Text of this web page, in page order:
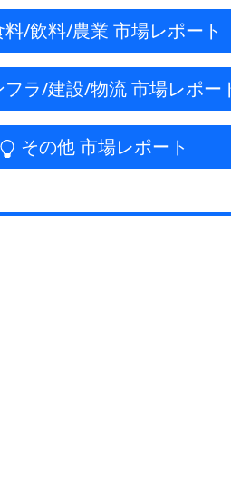
料/飲料/農業 市場レポート
フラ/建設/物流市場レポー
その他市場レポート